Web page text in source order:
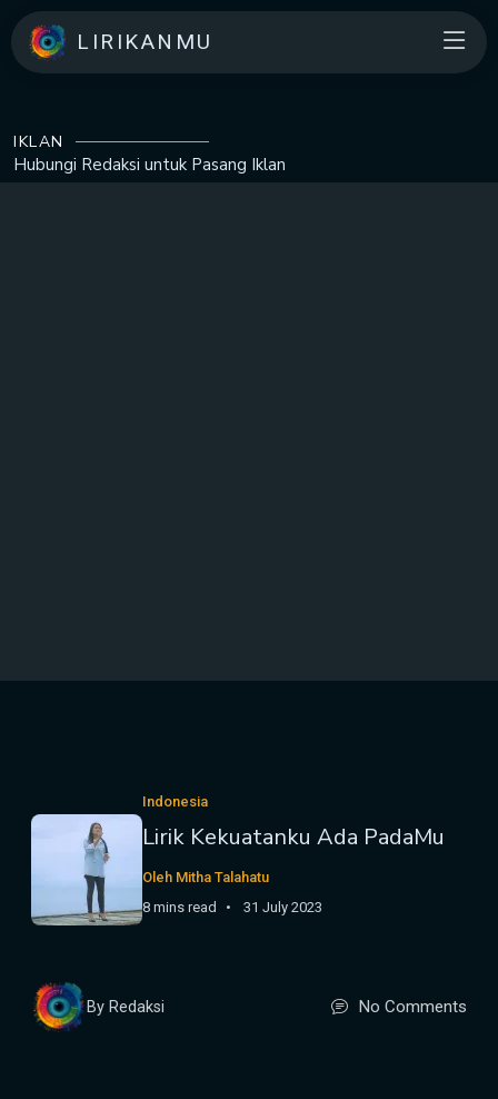
LIRIKANMU
IKLAN
Hubungi Redaksi untuk Pasang Iklan
Indonesia
Lirik Kekuatanku Ada PadaMu
Oleh Mitha Talahatu
8 mins read
31 July 2023
By Redaksi No Comments